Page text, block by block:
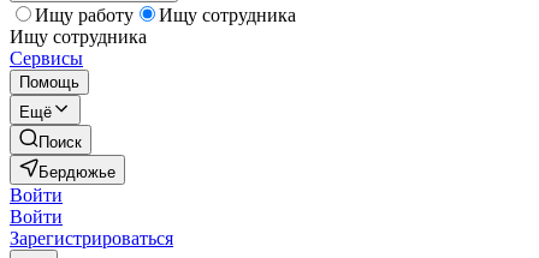
Ищу работу
Ищу сотрудника
Ищу сотрудника
Сервисы
Помощь
Ещё
Поиск
Бердюжье
Войти
Войти
Зарегистрироваться